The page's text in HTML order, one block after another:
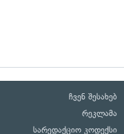
ჩვენ შესახებ
რეკლამა
სარედაქციო კოდექსი